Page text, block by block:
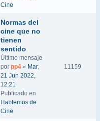
Cine
Normas del
cine que no
tienen
sentido
Último mensaje
por pp4 « Mar,
21 Jun 2022,
12:21
Publicado en
Hablemos de
Cine
11159